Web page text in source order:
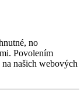
no
Povolením
našich webových